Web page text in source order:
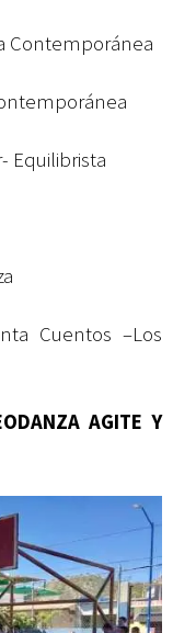
Contemporánea
Equilibrista
Cuentos –Los
AGITE Y